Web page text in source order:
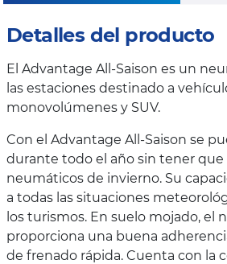
Detalles del producto
El Advantage All-Saison es un
las estaciones destinado a
monovolúmenes y SUV.
Con el Advantage All-Saison se
durante todo el año sin tener que
neumáticos de invierno. Su
a todas las situaciones
los turismos. En suelo mojado, el
proporciona una buena
de frenado rápida. Cuenta con la